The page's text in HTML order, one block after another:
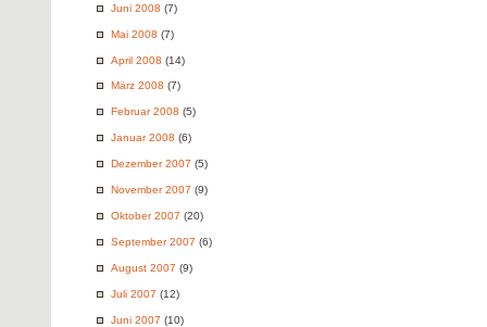
Juni 2008 (7)
Mai 2008 (7)
April 2008 (14)
März 2008 (7)
Februar 2008 (5)
Januar 2008 (6)
Dezember 2007 (5)
November 2007 (9)
Oktober 2007 (20)
September 2007 (6)
August 2007 (9)
Juli 2007 (12)
Juni 2007 (10)